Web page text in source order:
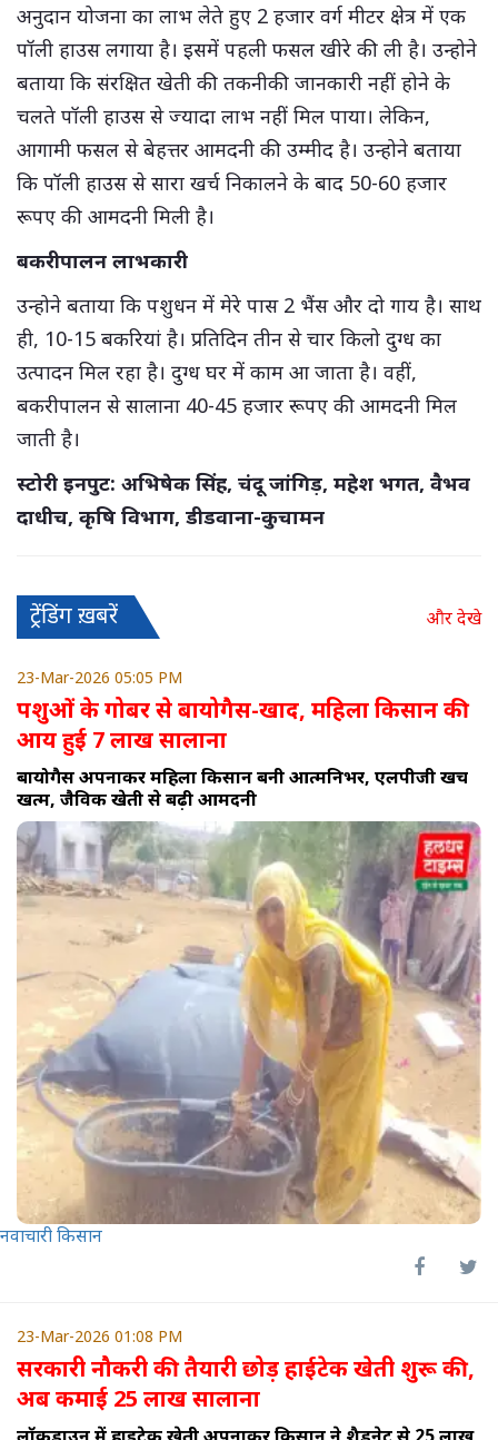
अनुदान योजना का लाभ लेते हुए 2 हजार वर्ग मीटर क्षेत्र में एक
पॉली हाउस लगाया है। इसमें पहली फसल खीरे की ली है। उन्होने
बताया कि संरक्षित खेती की तकनीकी जानकारी नहीं होने के
चलते पॉली हाउस से ज्यादा लाभ नहीं मिल पाया। लेकिन,
आगामी फसल से बेहत्तर आमदनी की उम्मीद है। उन्होने बताया
कि पॉली हाउस से सारा खर्च निकालने के बाद 50-60 हजार
रूपए की आमदनी मिली है।
बकरीपालन लाभकारी
उन्होने बताया कि पशुधन में मेरे पास 2 भैंस और दो गाय है। साथ
ही, 10-15 बकरियां है। प्रतिदिन तीन से चार किलो दुग्ध का
उत्पादन मिल रहा है। दुग्ध घर में काम आ जाता है। वहीं,
बकरीपालन से सालाना 40-45 हजार रूपए की आमदनी मिल
जाती है।
स्टोरी इनपुट: अभिषेक सिंह, चंदू जांगिड़, महेश भगत, वैभव
दाधीच, कृषि विभाग, डीडवाना-कुचामन
ट्रेंडिंग ख़बरें और देखे
23-Mar-2026 05:05 PM
पशुओं के गोबर से बायोगैस-खाद, महिला किसान की
आय हुई 7 लाख सालाना
बायोगैस अपनाकर महिला किसान बनी आत्मनिर्भर, एलपीजी खर्च
खत्म, जैविक खेती से बढ़ी आमदनी
नवाचारी किसान
23-Mar-2026 01:08 PM
सरकारी नौकरी की तैयारी छोड़ हाईटेक खेती शुरू की,
अब कमाई 25 लाख सालाना